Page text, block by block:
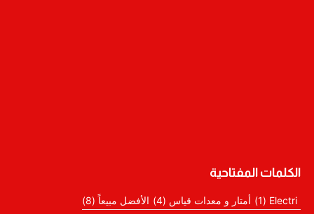
الكلمات المفتاحية
Electri
(1) أمتار و معدات قياس (4) الأفضل مبيعاً(8)